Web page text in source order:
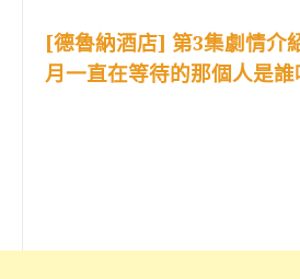
[德魯納酒店] 第3集劇情介
月一直在等待的那個人是誰